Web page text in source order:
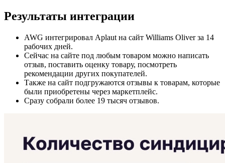
Результаты интеграции
AWG интегрировал Aplaut на сайт Williams Oliver за 14
рабочих дней.
Сейчас на сайте под любым товаром можно написать
отзыв, поставить оценку товару, посмотреть
рекомендации других покупателей.
Также на сайт подгружаются отзывы к товарам, которые
были приобретены через маркетплейс.
Сразу собрали более 19 тысяч отзывов.